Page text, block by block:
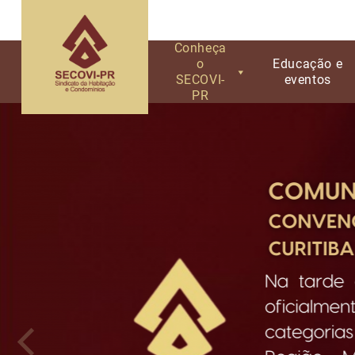
Conheça
o
SECOVI-
PR
Educação e
eventos